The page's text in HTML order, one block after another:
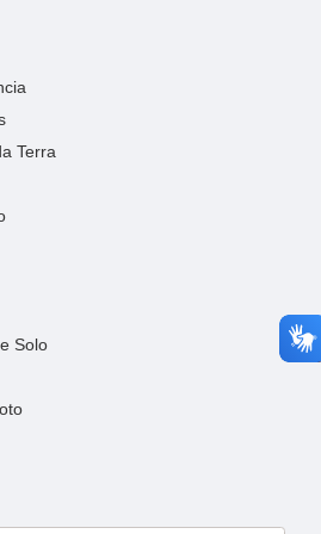
Terra
Solo